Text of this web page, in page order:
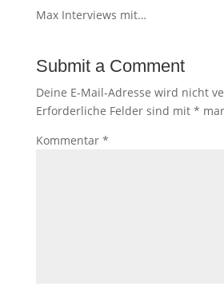
Max Interviews mit…
Submit a Comment
Deine E-Mail-Adresse wird nicht
Erforderliche Felder sind mit *
Kommentar *